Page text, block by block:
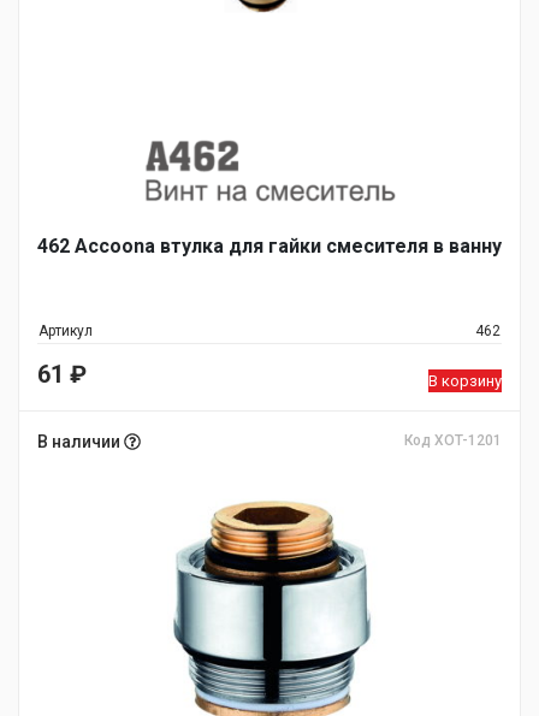
462 Accoona втулка для гайки смесителя в ванну
Артикул 462
61 ₽ В корзину
В наличии Код XOT-1201